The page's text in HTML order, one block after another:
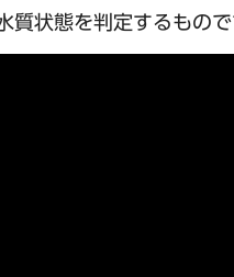
状態を判定するもので